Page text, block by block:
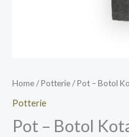
Home/Potterie/ Pot – Botol
Potterie
Pot – Botol